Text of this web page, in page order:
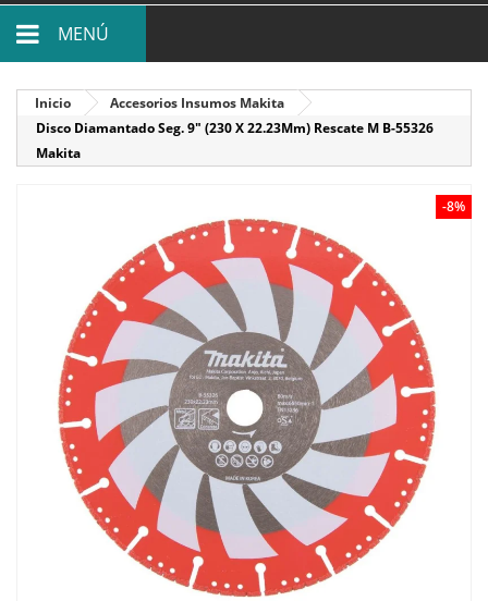
MENÚ
Inicio
Accesorios Insumos Makita
Disco Diamantado Seg. 9" (230 X 22.23Mm) Rescate M B-55326
Makita
-8%